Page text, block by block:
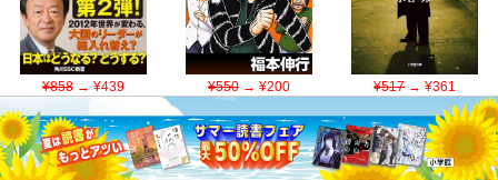
¥858→ ¥439 ¥550→ ¥200 ¥517→ ¥361